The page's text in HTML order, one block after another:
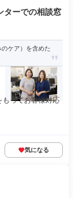
ターでの相談窓
ケア）を含めた
ってお客様対応
気になる